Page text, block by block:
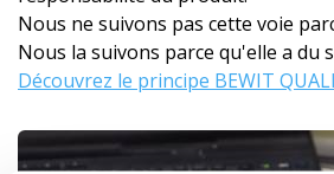
Nous ne suivons pas cette voie
Nous la suivons parce qu'elle a du
Découvrez le principe BEWIT